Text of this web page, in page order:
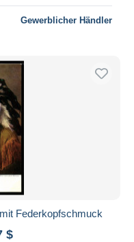
Gewerblicher Händler
Federkopfschmuck
$